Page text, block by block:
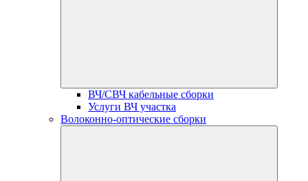
ВЧ/СВЧ кабельные сборки
Услуги ВЧ участка
Волоконно-оптические сборки